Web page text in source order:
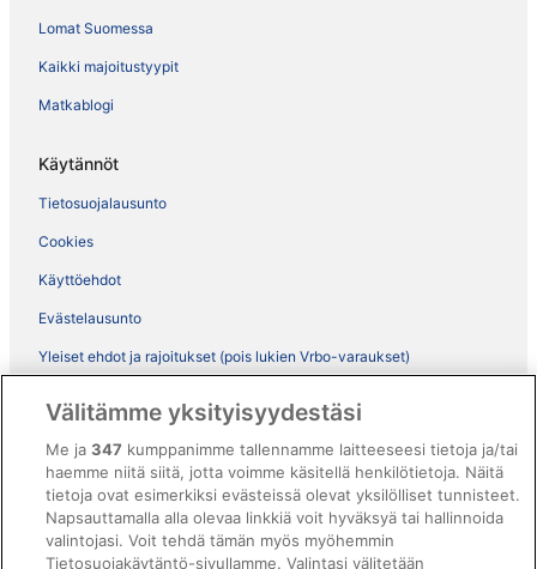
Lomat Suomessa
Kaikki majoitustyypit
Matkablogi
Käytännöt
Tietosuojalausunto
Cookies
Käyttöehdot
Evästelausunto
Yleiset ehdot ja rajoitukset (pois lukien Vrbo-varaukset)
ebookers BONUS+ -ohjelman ehdot
Oikeudelliset tiedot / ota meihin yhteyttä
Sisältövaatimukset ja ilmoituksen tekeminen sisällöstä
Välitämme yksityisyydestäsi
Me ja347 kumppanimme tallennamme laitteeseesi tietoja ja/tai
haemme niitä siitä, jotta voimme käsitellä henkilötietoja. Näitä
tietoja ovat esimerkiksi evästeissä olevat yksilölliset tunnisteet.
Napsauttamalla alla olevaa linkkiä voit hyväksyä tai hallinnoida
valintojasi. Voit tehdä tämän myös myöhemmin
Tietosuojakäytäntö-sivullamme. Valintasi välitetään